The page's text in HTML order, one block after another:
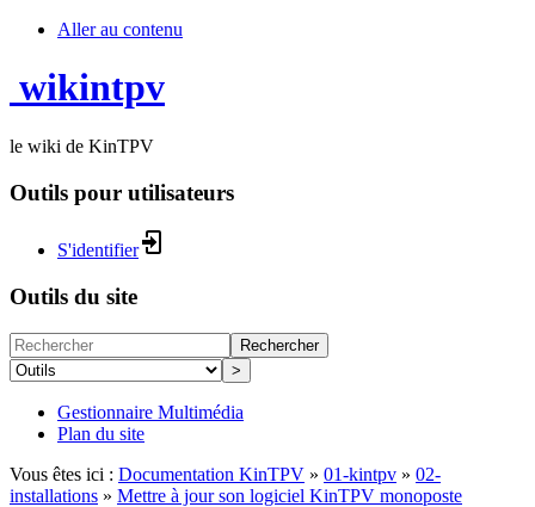
Aller au contenu
wikintpv
le wiki de KinTPV
Outils pour utilisateurs
S'identifier
Outils du site
Rechercher
>
Gestionnaire Multimédia
Plan du site
Vous êtes ici : Documentation KinTPV » 01-kintpv » 02-
installations » Mettre à jour son logiciel KinTPV monoposte